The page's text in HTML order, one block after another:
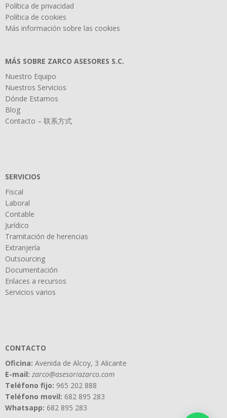
Política de privacidad
Política de cookies
Más información sobre las cookies
MÁS SOBRE ZARCO ASESORES S.C.
Nuestro Equipo
Nuestros Servicios
Dónde Estamos
Blog
Contacto – 联系方式
SERVICIOS
Fiscal
Laboral
Contable
Jurídico
Tramitación de herencias
Extranjería
Outsourcing
Documentación
Enlaces a recursos
Servicios varios
CONTACTO
Oficina: Avenida de Alcoy, 3 Alicante
E-mail: zarco@asesoriazarco.com
Teléfono fijo: 965 202 888
Teléfono movil: 682 895 283
Whatsapp: 682 895 283